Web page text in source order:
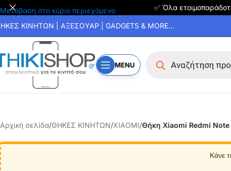
Μετάβαση στο κύριο περιεχόμενο ✅ Όλα
ΚΙΝΗΤΩΝ | ΑΞΕΣΟΥΑΡ | GADGETS & MORE...
MENU
Αρχική σελίδα/ΘΗΚΕΣ ΚΙΝΗΤΩΝ/XIAOMI/Θήκη Xiaomi Redmi Note
Κάνε